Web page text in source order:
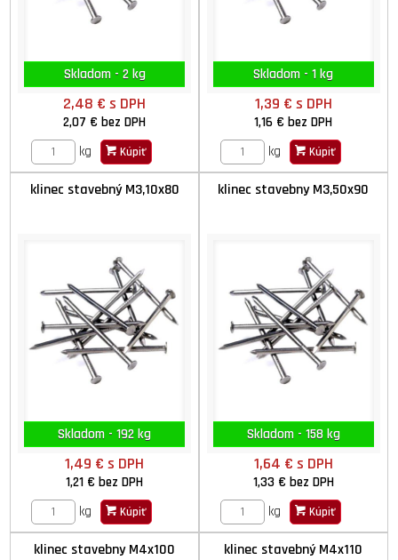
Skladom - 2 kg
2,48 €s DPH
2,07 €bez DPH
kg
Kúpiť
Skladom - 1 kg
1,39 € s DPH
1,16 €bez DPH
kg
Kúpiť
klinec stavebný M3,10x80
Skladom - 192 kg
1,49 €s DPH
1,21 €bez DPH
kg
Kúpiť
klinec stavebny M3,50x90
Skladom - 158 kg
1,64 € s DPH
1,33 € bez DPH
kg
Kúpiť
klinec stavebny M4x100 klinec stavebný M4x110